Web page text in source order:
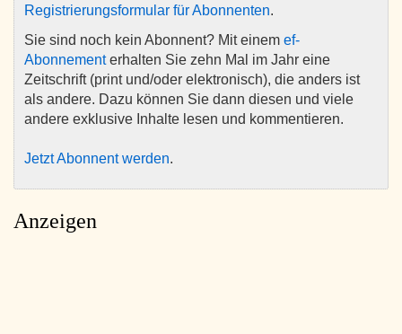
Registrierungsformular für Abonnenten.
Sie sind noch kein Abonnent? Mit einem ef-
Abonnementerhalten Sie zehn Mal im Jahr eine
Zeitschrift (print und/oder elektronisch), die anders ist
als andere. Dazu können Sie dann diesen und viele
andere exklusive Inhalte lesen und kommentieren.
Jetzt Abonnent werden.
Anzeigen